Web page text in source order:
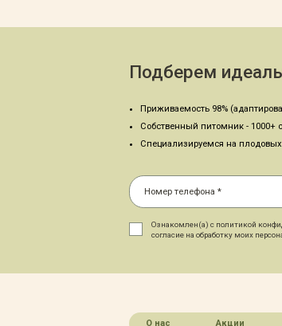
Подберем
Приживаемость 98%
Собственный питомник - 1000+
Специализируемся на плодовых
Ознакомлен(а) с политикой
согласие на обработку моих
О нас Акции